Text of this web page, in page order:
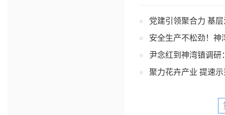
党建引领聚合力 基
安全生产不松劲！神
尹念红到神湾镇调研
聚力花卉产业 提速